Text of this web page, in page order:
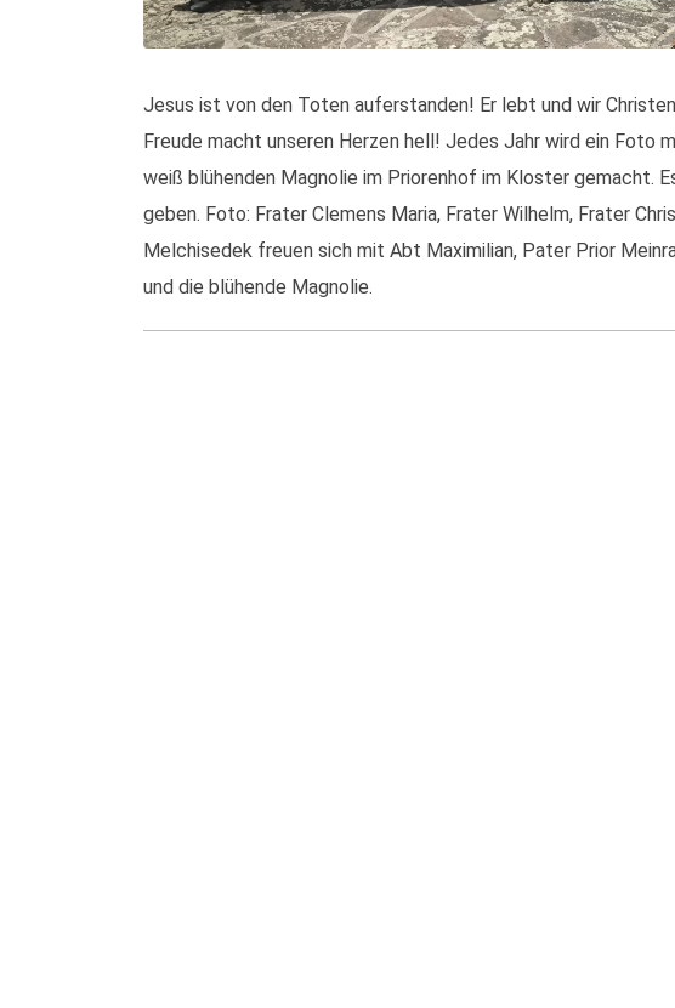
Jesus ist von den Toten auferstanden! Er lebt und wir
Freude macht unseren Herzen hell! Jedes Jahr wird ein Foto
weiß blühenden Magnolie im Priorenhof im Kloster gemacht.
geben. Foto: Frater Clemens Maria, Frater Wilhelm, Frater
Melchisedek freuen sich mit Abt Maximilian, Pater Prior
und die blühende Magnolie.